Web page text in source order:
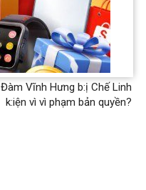
Next article
Đàm Vĩnh Hưng b:ị Chế Linh
k:iện vì vì phạm bản quyền?